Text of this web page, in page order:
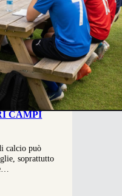
CAMPI
calcio può
soprattutto